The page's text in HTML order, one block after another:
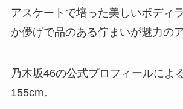
アスケートで培った美しいボディ
か儚げで品のある佇まいが魅力の
乃木坂46の公式プロフィールによ
155cm。